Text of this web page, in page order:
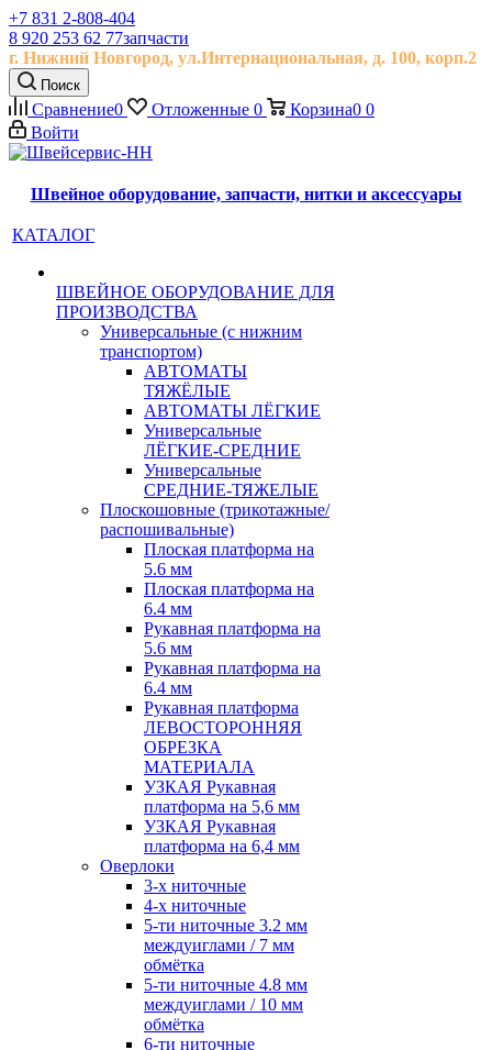
+7 831 2-808-404
8 920 253 62 77запчасти
г. Нижний Новгород, ул.Интернациональная, д. 100, корп.2
Поиск
Сравнение0 Отложенные 0 Корзина0 0
Войти
Швейное оборудование, запчасти, нитки и аксессуары
КАТАЛОГ
ШВЕЙНОЕ ОБОРУДОВАНИЕ ДЛЯ
ПРОИЗВОДСТВА
Универсальные (с нижним
транспортом)
АВТОМАТЫ
ТЯЖЁЛЫЕ
АВТОМАТЫ ЛЁГКИЕ
Универсальные
ЛЁГКИЕ-СРЕДНИЕ
Универсальные
СРЕДНИЕ-ТЯЖЕЛЫЕ
Плоскошовные (трикотажные/
распошивальные)
Плоская платформа на
5.6 мм
Плоская платформа на
6.4 мм
Рукавная платформа на
5.6 мм
Рукавная платформа на
6.4 мм
Рукавная платформа
ЛЕВОСТОРОННЯЯ
ОБРЕЗКА
МАТЕРИАЛА
УЗКАЯ Рукавная
платформа на 5,6 мм
УЗКАЯ Рукавная
платформа на 6,4 мм
Оверлоки
3-х ниточные
4-х ниточные
5-ти ниточные 3.2 мм
междуиглами / 7 мм
обмётка
5-ти ниточные 4.8 мм
междуиглами / 10 мм
обмётка
6-ти ниточные